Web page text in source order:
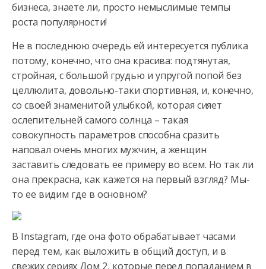
бизнеса, знаете ли, просто немыслимые темпы
роста популярности!
Не в последнюю очередь ей интересуется публика
потому, конечно, что она красива: подтянутая,
стройная, с большой грудью и упругой попой без
целлюлита, довольно-таки спортивная, и, конечно,
со своей знаменитой улыбкой, которая сияет
ослепительней самого солнца – такая
совокупность параметров способна сразить
наповал очень многих мужчин, а женщин
заставить следовать ее примеру во всем. Но так ли
она прекрасна, как кажется на первый взгляд? Мы-
то ее видим где в основном?
В Instagram, где она фото обрабатывает часами
перед тем, как выложить в общий доступ, и в
свежих сериях Дом 2, которые перед попаданием в